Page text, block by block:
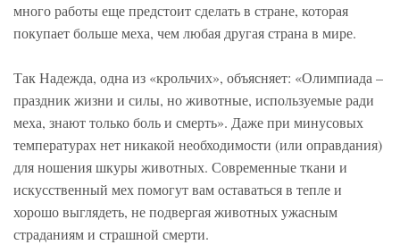
много работы еще предстоит сделать в стране, которая
покупает больше меха, чем любая другая страна в мире.
Так Надежда, одна из «крольчих», объясняет: «Олимпиада –
праздник жизни и силы, но животные, используемые ради
меха, знают только боль и смерть». Даже при минусовых
температурах нет никакой необходимости (или оправдания)
для ношения шкуры животных. Современные ткани и
искусственный мех помогут вам оставаться в тепле и
хорошо выглядеть, не подвергая животных ужасным
страданиям и страшной смерти.